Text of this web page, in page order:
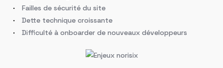
Failles de sécurité du site
Dette technique croissante
Difficulté à onboarder de nouveaux développeurs